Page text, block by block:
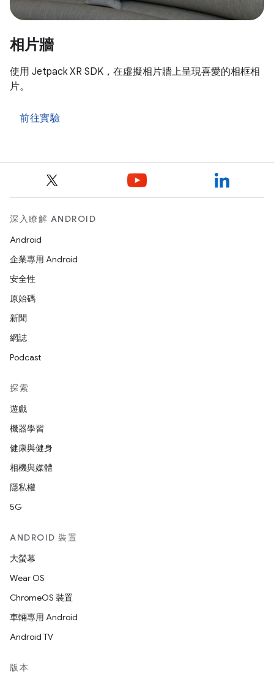
相片牆
使用 Jetpack XR SDK，在虛擬相片牆上呈現喜愛的相框相
片。
前往實驗
深入瞭解 ANDROID
Android
企業專用 Android
安全性
原始碼
新聞
網誌
Podcast
探索
遊戲
機器學習
健康與健身
相機與媒體
隱私權
5G
ANDROID 裝置
大螢幕
Wear OS
ChromeOS 裝置
車輛專用 Android
Android TV
版本